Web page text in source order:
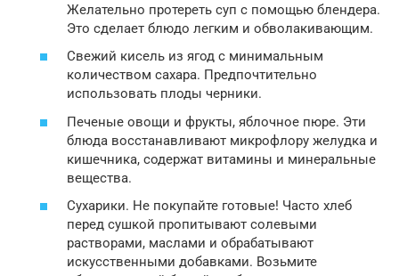
Желательно протереть суп с помощью блендера.
Это сделает блюдо легким и обволакивающим.
Свежий кисель из ягод с минимальным
количеством сахара. Предпочтительно
использовать плоды черники.
Печеные овощи и фрукты, яблочное пюре. Эти
блюда восстанавливают микрофлору желудка и
кишечника, содержат витамины и минеральные
вещества.
Сухарики. Не покупайте готовые! Часто хлеб
перед сушкой пропитывают солевыми
растворами, маслами и обрабатывают
искусственными добавками. Возьмите